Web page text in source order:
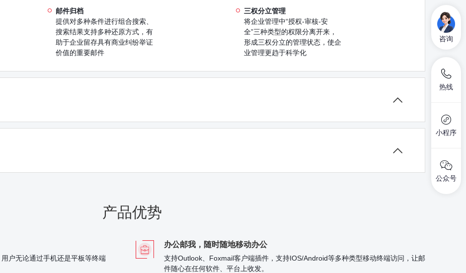
邮件归档
提供对多种条件进行组合搜索、
搜索结果支持多种还原方式，有
助于企业留存具有商业纠纷举证
价值的重要邮件
三权分立管理
将企业管理中“授权-审核-安
全”三种类型的权限分离开来，
形成三权分立的管理状态，使企
业管理更趋于科学化


产品优势
户无论通过手机还是平板等终端
办公邮我，随时随地移动办公
支持Outlook、Foxmail客户端插件，支持IOS/Android等多种类型移动终端访问，让邮
件随心在任何软件、平台上收发。
咨询
热线
小程序
公众号